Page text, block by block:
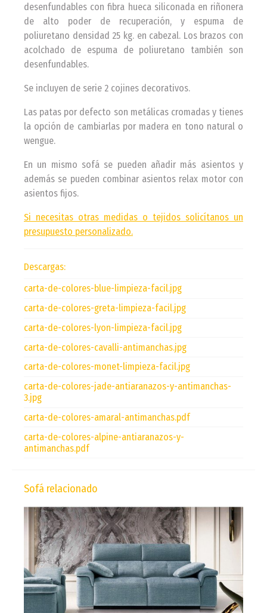
desenfundables con fibra hueca siliconada en riñonera
de alto poder de recuperación, y espuma de
poliuretano densidad 25 kg. en cabezal. Los brazos con
acolchado de espuma de poliuretano también son
desenfundables.
Se incluyen de serie 2 cojines decorativos.
Las patas por defecto son metálicas cromadas y tienes
la opción de cambiarlas por madera en tono natural o
wengue.
En un mismo sofá se pueden añadir más asientos y
además se pueden combinar asientos relax motor con
asientos fijos.
Si necesitas otras medidas o tejidos solicítanos un
presupuesto personalizado.
Descargas:
carta-de-colores-blue-limpieza-facil.jpg
carta-de-colores-greta-limpieza-facil.jpg
carta-de-colores-lyon-limpieza-facil.jpg
carta-de-colores-cavalli-antimanchas.jpg
carta-de-colores-monet-limpieza-facil.jpg
carta-de-colores-jade-antiaranazos-y-antimanchas-
3.jpg
carta-de-colores-amaral-antimanchas.pdf
carta-de-colores-alpine-antiaranazos-y-
antimanchas.pdf
Sofá relacionado